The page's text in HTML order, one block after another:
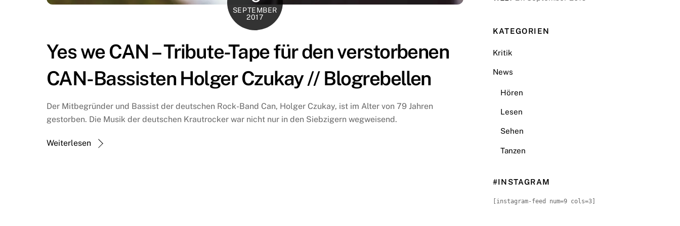
SEPTEMBER
2017
Yes we CAN – Tribute-Tape für den verstorbenen
CAN-Bassisten Holger Czukay // Blogrebellen
Der Mitbegründer und Bassist der deutschen Rock-Band Can, Holger Czukay, ist im Alter von 79 Jahren
gestorben. Die Musik der deutschen Krautrocker war nicht nur in den Siebzigern wegweisend.
Weiterlesen
KATEGORIEN
Kritik
News
Hören
Lesen
Sehen
Tanzen
#INSTAGRAM
[instagram-feed num=9 cols=3]